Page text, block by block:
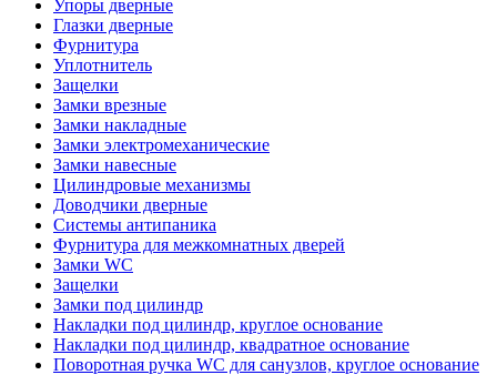
Упоры дверные
Глазки дверные
Фурнитура
Уплотнитель
Защелки
Замки врезные
Замки накладные
Замки электромеханические
Замки навесные
Цилиндровые механизмы
Доводчики дверные
Системы антипаника
Фурнитура для межкомнатных дверей
Замки WC
Защелки
Замки под цилиндр
Накладки под цилиндр, круглое основание
Накладки под цилиндр, квадратное основание
Поворотная ручка WC для санузлов, круглое основание